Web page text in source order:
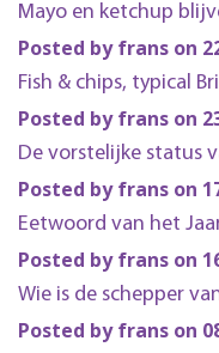
Mayo en ketchup
Posted by frans on
Fish & chips, typical
Posted by frans on
De vorstelijke status
Posted by frans on
Eetwoord van het
Posted by frans on
Wie is de schepper
Posted by frans on